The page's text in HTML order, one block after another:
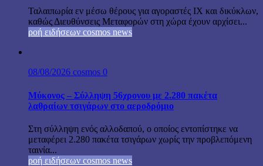
Ταλαιπωρία εν μέσω θέρους για αγοραστές ΙΧ και δικύκλων,
καθώς Διευθύνσεις Μεταφορών στη χώρα έχουν αρχίσει...
ροή ειδήσεων cosmos news
08/08/2026 cosmos 0
Μύκονος – Σύλληψη 56χρονου με 2.280 πακέτα
λαθραίων τσιγάρων στο αεροδρόμιο
Στη σύλληψη ενός αλλοδαπού, ο οποίος εντοπίστηκε να
μεταφέρει 2.280 πακέτα τσιγάρων χωρίς την προβλεπόμενη
ταινία...
ροή ειδήσεων cosmos news